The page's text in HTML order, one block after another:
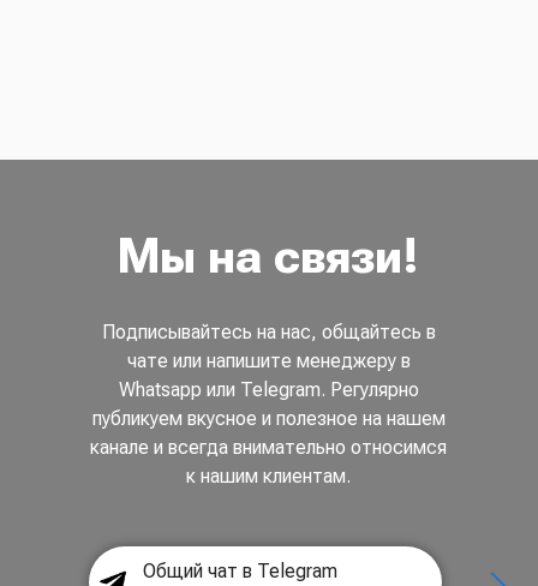
Мы на связи!
Подписывайтесь на нас, общайтесь в
чате или напишите менеджеру в
Whatsapp или Telegram. Регулярно
публикуем вкусное и полезное на нашем
канале и всегда внимательно относимся
к нашим клиентам.
Общий чат в Telegram